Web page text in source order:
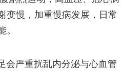
变慢，加重慢病发展，日常
会严重扰乱内分泌与心血管